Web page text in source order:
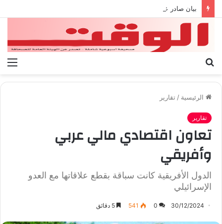
بيان صادر عن المكتب الإعلامي بمجلس 45 لتجديد الشرعية الليبي
الرئيسية / تقارير
تقارير
تعاون اقتصادي مالي عربي
وأفريقي
الدول الأفريقية كانت سباقة بقطع علاقاتها مع العدو
الإسرائيلي
30/12/2024
0
541